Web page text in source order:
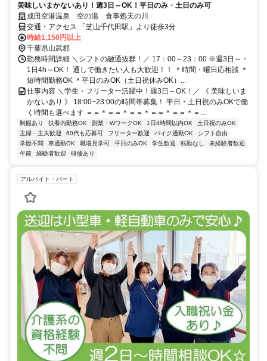
美味しいまかないあり！週3日～OK！平日のみ・土日のみ可
成田空港温泉 空の湯 食事処天の川
交通・アクセス 「芝山千代田駅」より徒歩3分
時給1,150円以上
千葉県山武郡
勤務時間詳細 ＼シフトの融通抜群！／ 17：00～23：00 ※週3日～・
1日4h～OK！ 通しで働きたい人も大歓迎！！ ＊時間・曜日応相談 ＊
短時間勤務OK ＊平日のみOK（土日祝休みOK）...
仕事内容 ＼学生・フリーター活躍中！週3日～OK！／ 《 美味しいま
かないあり 》 18:00~23:00の時間帯募集！ 平日・土日祝のみOKで働
く時間も選べます ＝＝＊＝＝＊＝＝＊＝＝＊＝＝＊＝...
制服あり 扶養内勤務OK 副業・WワークOK 1日4時間以内OK
土日祝のみOK
主婦・主夫歓迎
60代も応募可 フリーター歓迎 バイク通勤OK
シフト自由
学歴不問
車通勤OK 職場見学可 平日のみOK 学生歓迎 転勤なし
未経験者歓迎
午前
経験者歓迎 研修あり
アルバイト・パート